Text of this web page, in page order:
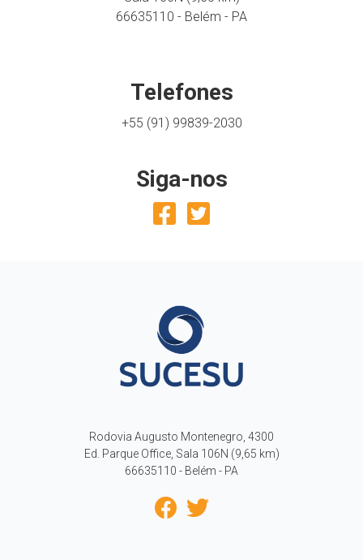
66635110 - Belém - PA
Telefones
+55 (91) 99839-2030
Siga-nos
Rodovia Augusto Montenegro, 4300
Ed. Parque Office, Sala 106N (9,65 km)
66635110 - Belém - PA